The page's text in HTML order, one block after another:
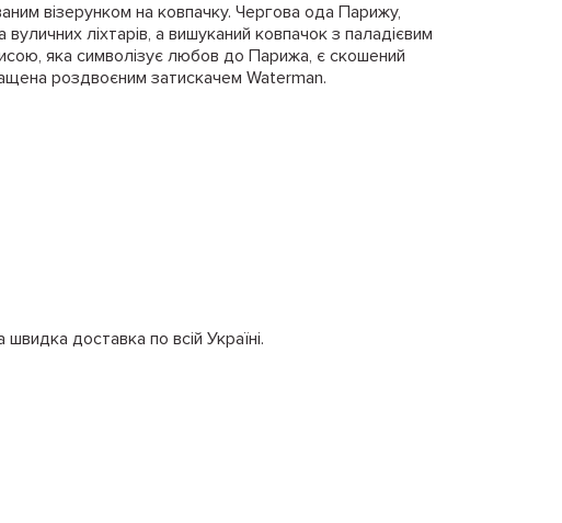
візерунком на ковпачку. Чергова ода Парижу,
ліхтарів, а вишуканий ковпачок з паладієвим
яка символізує любов до Парижа, є скошений
роздвоєним затискачем Waterman.
доставка по всій Україні.